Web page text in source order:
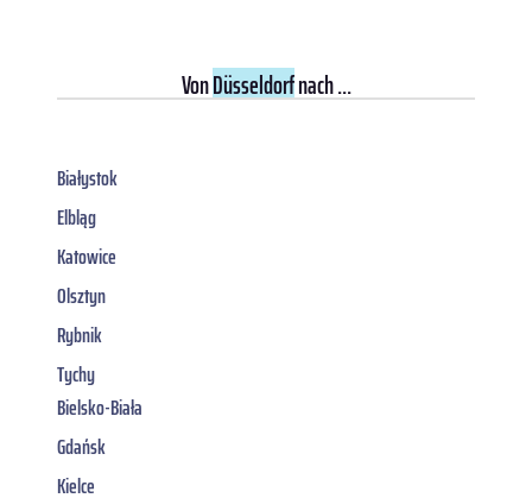
VonDüsseldorfnach ...
Białystok
Elbląg
Katowice
Olsztyn
Rybnik
Tychy
Bielsko-Biała
Gdańsk
Kielce